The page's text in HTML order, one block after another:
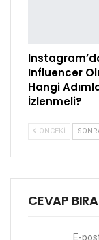
Influencer
Hangi
İzlenmeli?
ÖNCEKI
CEVAP
E-